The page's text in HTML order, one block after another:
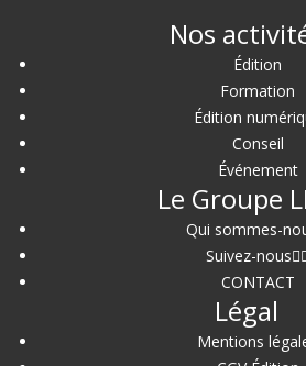
Nos
Édition
Formation
Édition
Conseil
Événement
Le Groupe
Qui sommes-
Suivez-nous
CONTACT
Légal
Mentions